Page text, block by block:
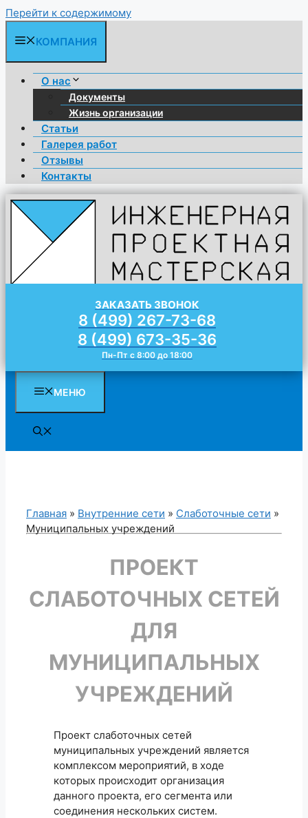
Перейти к содержимому
КОМПАНИЯ
О нас
Документы
Жизнь организации
Статьи
Галерея работ
Отзывы
Контакты
ЗАКАЗАТЬ ЗВОНОК
8 (499) 267-73-68
8 (499) 673-35-36
Пн-Пт с 8:00 до 18:00
МЕНЮ
Главная » Внутренние сети » Слаботочные сети »
Муниципальных учреждений
ПРОЕКТ
СЛАБОТОЧНЫХ СЕТЕЙ
ДЛЯ
МУНИЦИПАЛЬНЫХ
УЧРЕЖДЕНИЙ
Проект слаботочных сетей
муниципальных учреждений является
комплексом мероприятий, в ходе
которых происходит организация
данного проекта, его сегмента или
соединения нескольких систем.